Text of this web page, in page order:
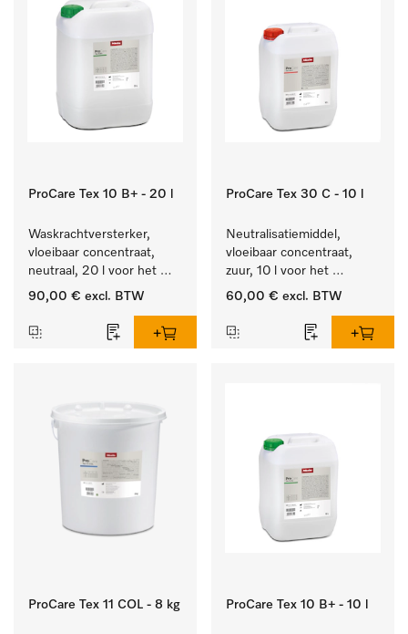
ProCare Tex 10 B+ - 20 l
Waskrachtversterker,
vloeibaar concentraat,
neutraal, 20 l voor het
effectief verwijderen van
90,00 € excl. BTW
ProCare Tex 30 C - 10 l
Neutralisatiemiddel,
vloeibaar concentraat,
zuur, 10 l voor het
optimaal beschermen van
betrouwbare neutralisatie.
60,00 € excl. BTW
ProCare Tex 11 COL - 8 kg ProCare Tex 10 B+ - 10 l